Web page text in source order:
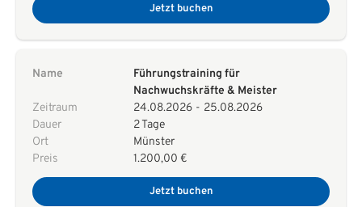
Jetzt buchen
Name
Führungstraining für
Nachwuchskräfte & Meister
Zeitraum
24.08.2026 - 25.08.2026
Dauer
2 Tage
Ort
Münster
Preis
1.200,00 €
Jetzt buchen